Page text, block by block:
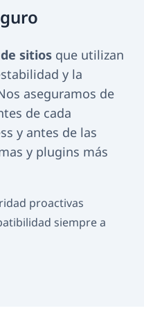
sitios que utilizan
y la
aseguramos de
de cada
y antes de las
y plugins más
proactivas
siempre a